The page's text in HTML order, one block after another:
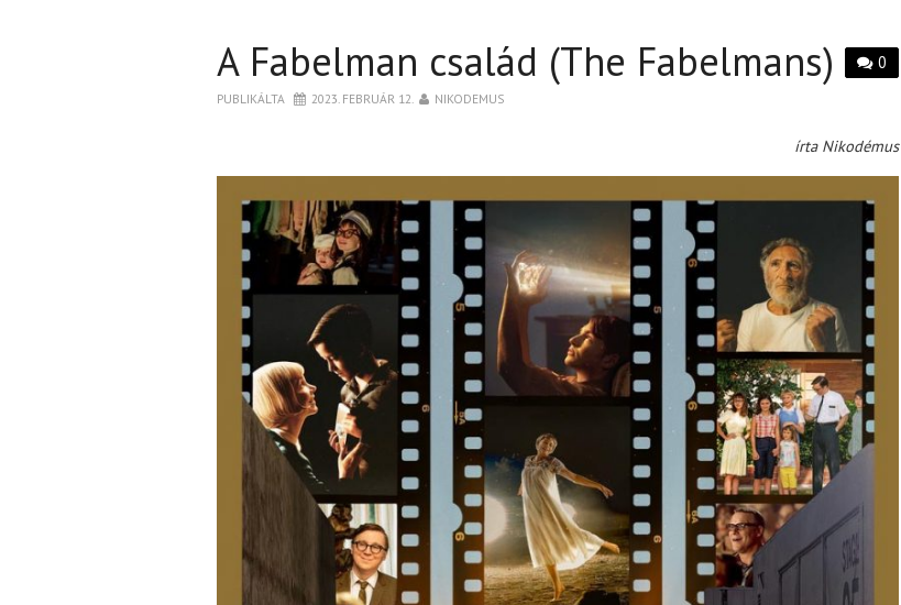
0
A Fabelman család (The Fabelmans)
PUBLIKÁLTA 2023. FEBRUÁR 12. NIKODEMUS
írta Nikodémus